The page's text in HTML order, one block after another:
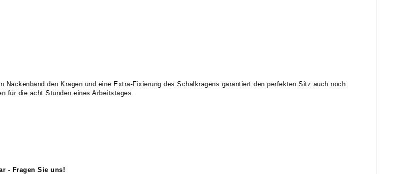
den Kragen und eine Extra-Fixierung des Schalkragens garantiert den perfekten Sitz auch noch
für die acht Stunden eines Arbeitstages.
- Fragen Sie uns!